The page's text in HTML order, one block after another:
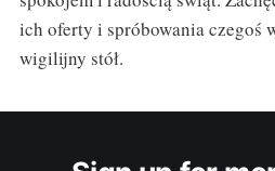
ich oferty i spróbowania czegoś
wigilijny stół.